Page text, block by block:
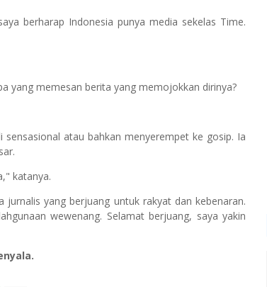
berharap Indonesia punya media sekelas Time.
yang memesan berita yang memojokkan dirinya?
atau bahkan menyerempet ke gosip. Ia
katanya.
yang berjuang untuk rakyat dan kebenaran.
wewenang. Selamat berjuang, saya yakin